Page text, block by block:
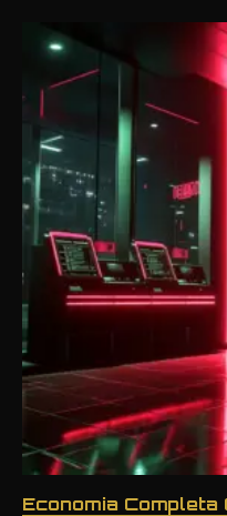
Economia Completa